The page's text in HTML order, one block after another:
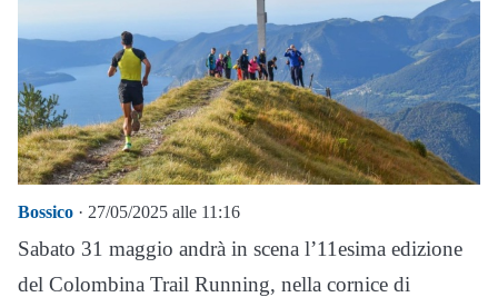
Bossico · 27/05/2025 alle 11:16
Sabato 31 maggio andrà in scena l’11esima edizione
del Colombina Trail Running, nella cornice di